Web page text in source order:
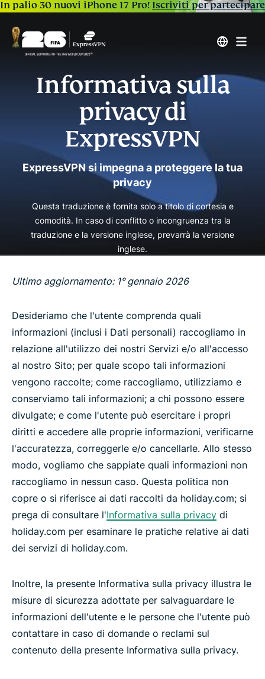
In palio 30 nuovi iPhone 17 Pro! Iscriviti per partecipare
Informativa sulla
privacy di
ExpressVPN
ExpressVPN si impegna a proteggere la tua
privacy
Questa traduzione è fornita solo a titolo di cortesia e
comodità. In caso di conflitto o incongruenza tra la
traduzione e la versione inglese, prevarrà la versione
inglese.
Ultimo aggiornamento: 1° gennaio 2026
Desideriamo che l'utente comprenda quali
informazioni (inclusi i Dati personali) raccogliamo in
relazione all'utilizzo dei nostri Servizi e/o all'accesso
al nostro Sito; per quale scopo tali informazioni
vengono raccolte; come raccogliamo, utilizziamo e
conserviamo tali informazioni; a chi possono essere
divulgate; e come l'utente può esercitare i propri
diritti e accedere alle proprie informazioni, verificarne
l'accuratezza, correggerle e/o cancellarle. Allo stesso
modo, vogliamo che sappiate quali informazioni non
raccogliamo in nessun caso. Questa politica non
copre o si riferisce ai dati raccolti da holiday.com; si
prega di consultare l'Informativa sulla privacy di
holiday.com per esaminare le pratiche relative ai dati
dei servizi di holiday.com.
Inoltre, la presente Informativa sulla privacy illustra le
misure di sicurezza adottate per salvaguardare le
informazioni dell'utente e le persone che l'utente può
contattare in caso di domande o reclami sul
contenuto della presente Informativa sulla privacy.